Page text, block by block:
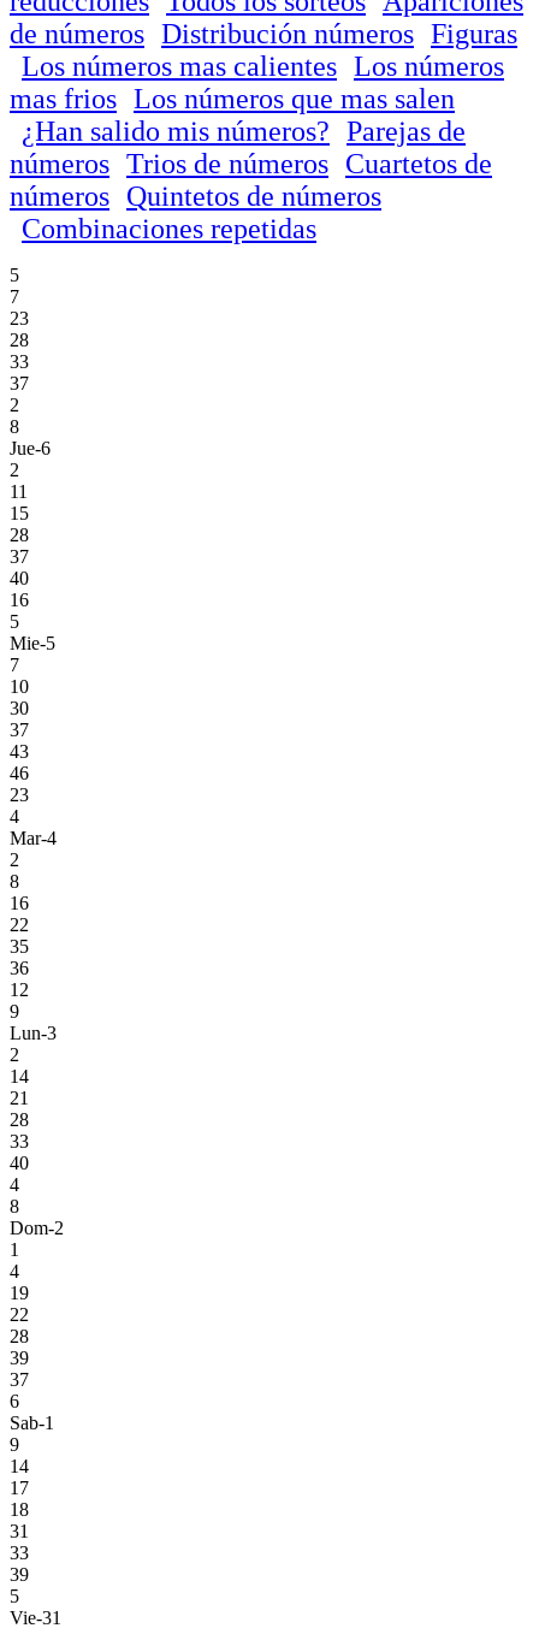
de números Distribución números Figuras
Los números mas calientes Los números
mas frios Los números que mas salen
¿Han salido mis números? Parejas de
números Trios de números Cuartetos de
números Quintetos de números
Combinaciones repetidas
5
7
23
28
33
37
2
8
Jue-6
2
11
15
28
37
40
16
5
Mie-5
7
10
30
37
43
46
23
4
Mar-4
2
8
16
22
35
36
12
9
Lun-3
2
14
21
28
33
40
4
8
Dom-2
1
4
19
22
28
39
37
6
Sab-1
9
14
17
18
31
33
39
5
Vie-31